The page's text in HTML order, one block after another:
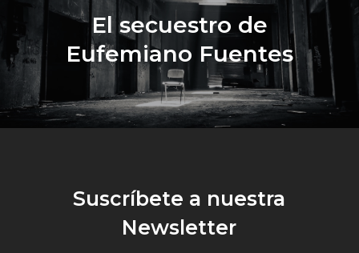
El secuestro de
Eufemiano Fuentes
Suscríbete a nuestra
Newsletter